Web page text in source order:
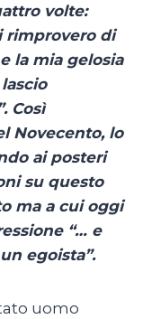
volte:
rimprovero di
la mia gelosia
Così
Novecento, lo
ai posteri
su questo
ma a cui oggi
“… e
egoista”.
uomo